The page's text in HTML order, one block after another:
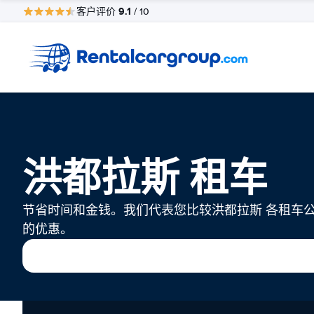
客户评价 9.1 / 10
洪都拉斯 租车
节省时间和金钱。我们代表您比较洪都拉斯 各租车
的优惠。